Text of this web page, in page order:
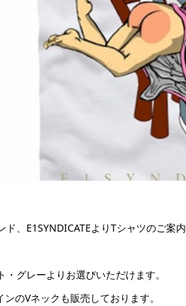
ド、E1SYNDICATEよりTシャツのご案
・グレーよりお選びいただけます。
のVネックも販売しております。